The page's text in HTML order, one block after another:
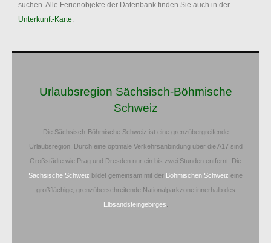
suchen. Alle Ferienobjekte der Datenbank finden Sie auch in der
Unterkunft-Karte.
Urlaubsregion Sächsisch-Böhmische
Schweiz
Die Sächsisch-Böhmische Schweiz ist eine grenzübergreifende
Urlaubsregion. Durch eine optimale Verkehrsanbindung über die A17 sind
Großstädte wie Prag und Dresden nur ein bis zwei Stunden entfernt. Die
Sächsische Schweiz bildet gemeinsam mit der Böhmischen Schweiz eine
großflächige, grenzüberschreitende Nationalparkzone innerhalb des
Elbsandsteingebirges